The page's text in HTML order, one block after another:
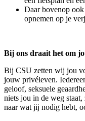
Daar bovenop
opnemen op je
Bij ons draait het om
Bij CSU zetten wij jou
jouw privéleven.
geloof, seksuele
niets jou in de weg
naar wat jij nodig hebt,